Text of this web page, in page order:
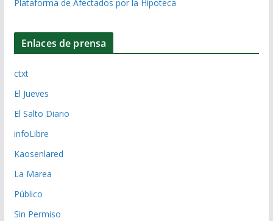
Plataforma de Afectados por la Hipoteca
Enlaces de prensa
ctxt
El Jueves
El Salto Diario
infoLibre
Kaosenlared
La Marea
Público
Sin Permiso